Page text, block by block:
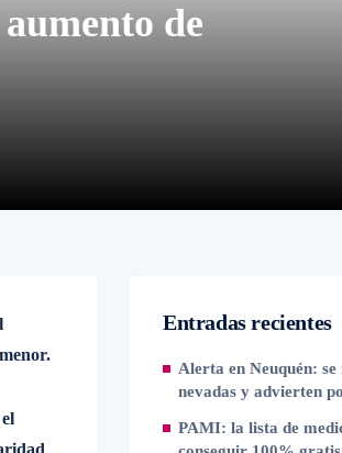
de
Entradas recientes
Alerta en Neuquén:
nevadas y advierten
PAMI: la lista de